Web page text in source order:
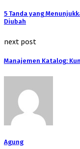
5 Tanda yang
Diubah
next post
Manajemen Katalog:
Agung